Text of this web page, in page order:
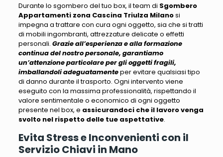
Durante lo sgombero del tuo box, il team di Sgombero
Appartamenti zona Cascina Triulza Milanosi
impegna a trattare con cura ogni oggetto, sia che si tratti
di mobili ingombranti, attrezzature delicate o effetti
personali. Grazie all’esperienza e alla formazione
continua del nostro personale, garantiamo
un’attenzione particolare per gli oggetti fragili,
imballandoli adeguatamenteper evitare qualsiasi tipo
di danno durante il trasporto. Ogni intervento viene
eseguito con la massima professionalità, rispettando il
valore sentimentale o economico di ogni oggetto
presente nel box, e assicurandoci che il lavoro venga
svolto nel rispetto delle tue aspettative.
Evita Stress e Inconvenienti con il
Servizio Chiavi in Mano